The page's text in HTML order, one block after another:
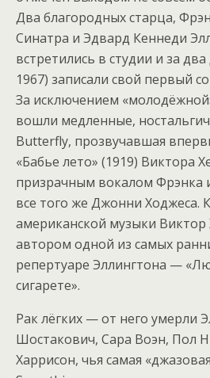
Два благородных старца,
Синатра и Эдвард Кеннеди
встретились в студии и за
1967) записали свой первый
За исключением
вошли медленные,
Butterfly, прозвучавшая
«Бабье лето» (1919) Виктора
призрачным вокалом Фрэнка
все того же Джонни Ходжеса.
американской музыки Виктор
автором одной из самых
репертуаре Эллингтона —
сигарете».
Рак лёгких — от него умерли
Шостакович, Сара Воэн, Пол
Харрисон, чья самая